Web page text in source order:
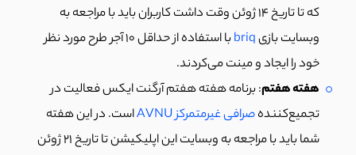
که تا تاریخ 14 ژوئن وقت داشت کاربران باید با مراجعه به
وبسایت بازیbriq
با استفاده از حداقل 10 آجر طرح مورد نظر
خود را ایجاد و مینت می‌کردند.
هفته هفتم: برنامه هفته هفتم آرگنت ایکس فعالیت در
تجمیع‌کنندهصرافی غیرمتمرکز AVNU
است. در این هفته
شما باید با مراجعه به وبسایت این اپلیکیشن تا تاریخ 21 ژوئن